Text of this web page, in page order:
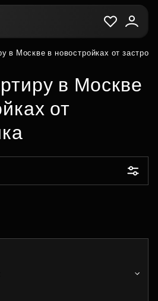
в Москве в новостройках от
в Москве
от